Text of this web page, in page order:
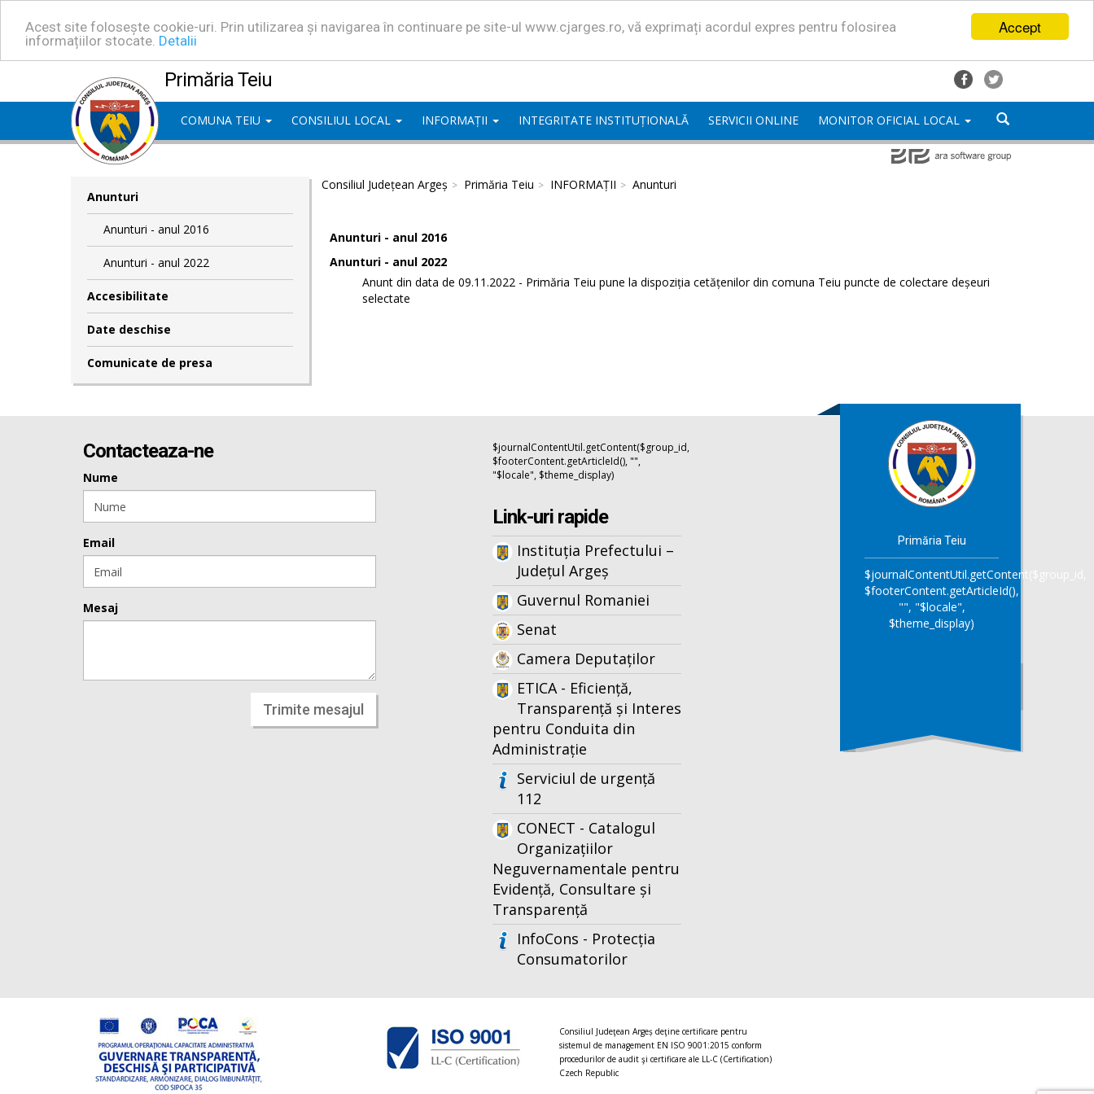
Accept
Acest site folosește cookie-uri. Prin utilizarea și navigarea în continuare pe site-ul www.cjarges.ro, vă exprimați acordul expres pentru folosirea
informațiilor stocate. Detalii
Primăria Teiu
COMUNA TEIU CONSILIUL LOCAL INFORMAȚII INTEGRITATE INSTITUȚIONALĂ SERVICII ONLINE MONITOR OFICIAL LOCAL
Anunturi
Anunturi - anul 2016
Anunturi - anul 2022
Accesibilitate
Date deschise
Comunicate de presa
Consiliul Județean Argeș Primăria Teiu INFORMAȚII Anunturi
Anunturi - anul 2016
Anunturi - anul 2022
Anunt din data de 09.11.2022 - Primăria Teiu pune la dispoziția cetățenilor din comuna Teiu puncte de colectare deșeuri
selectate
Contacteaza-ne
Nume
Email
Mesaj
Trimite mesajul
$journalContentUtil.getContent($group_id,
$footerContent.getArticleId(), "",
"$locale", $theme_display)
Link-uri rapide
Instituția Prefectului –
Județul Argeș
Guvernul Romaniei
Senat
Camera Deputaților
ETICA - Eficiență,
Transparență și Interes
pentru Conduita din
Administrație
Serviciul de urgență
112
CONECT - Catalogul
Organizațiilor
Neguvernamentale pentru
Evidență, Consultare și
Transparență
InfoCons - Protecția
Consumatorilor
Primăria Teiu
$journalContentUtil.getContent($group_id,
$footerContent.getArticleId(),
"", "$locale",
$theme_display)
Consiliul Judeţean Argeș deţine certificare pentru
sistemul de management EN ISO 9001:2015 conform
procedurilor de audit şi certificare ale LL-C (Certification)
Czech Republic